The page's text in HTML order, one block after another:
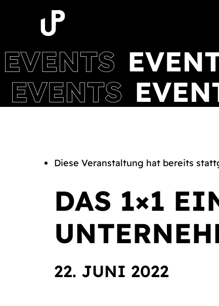
Diese Veranstaltung hat bereits
DAS 1×1
22. JUNI 2022